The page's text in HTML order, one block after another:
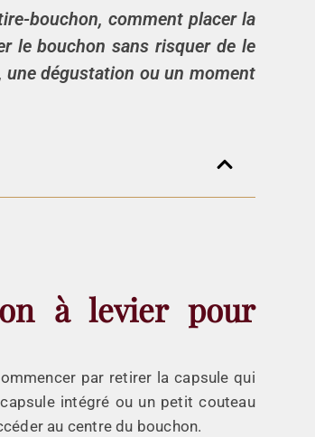
bouchon, comment placer la
le bouchon sans risquer de le
dégustation ou un moment
à levier pour
par retirer la capsule qui
intégré ou un petit couteau
au centre du bouchon.